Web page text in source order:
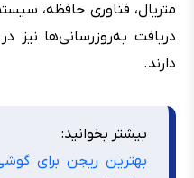
متریال، فناوری حافظه،
دریافت به‌روزرسانی‌ها
دارند.
بیشتر بخوانید:
بهترین ریجن برای